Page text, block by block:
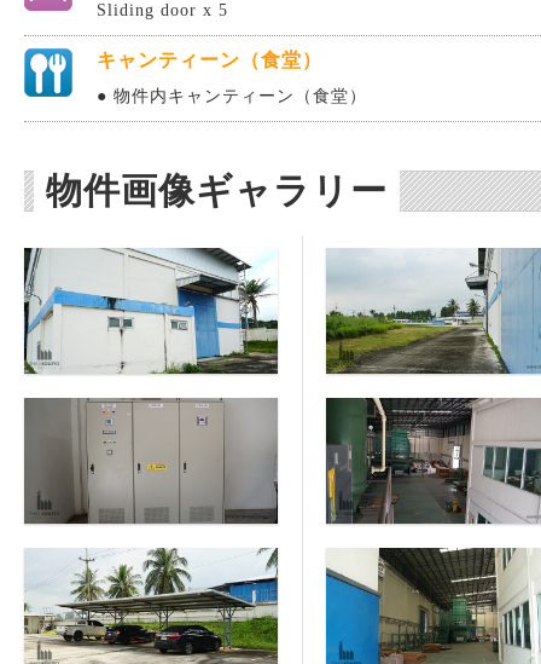
Sliding door x 5
キャンティーン（食堂）
● 物件内キャンティーン（食堂）
物件画像ギャラリー